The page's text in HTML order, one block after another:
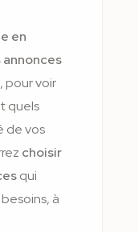
en
pour voir
quels
de vos
choisir
qui
à